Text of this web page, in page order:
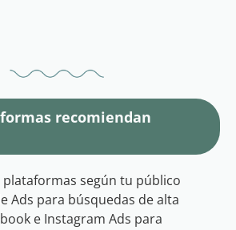
recomiendan
plataformas según tu público
Ads para búsquedas de alta
e Instagram Ads para